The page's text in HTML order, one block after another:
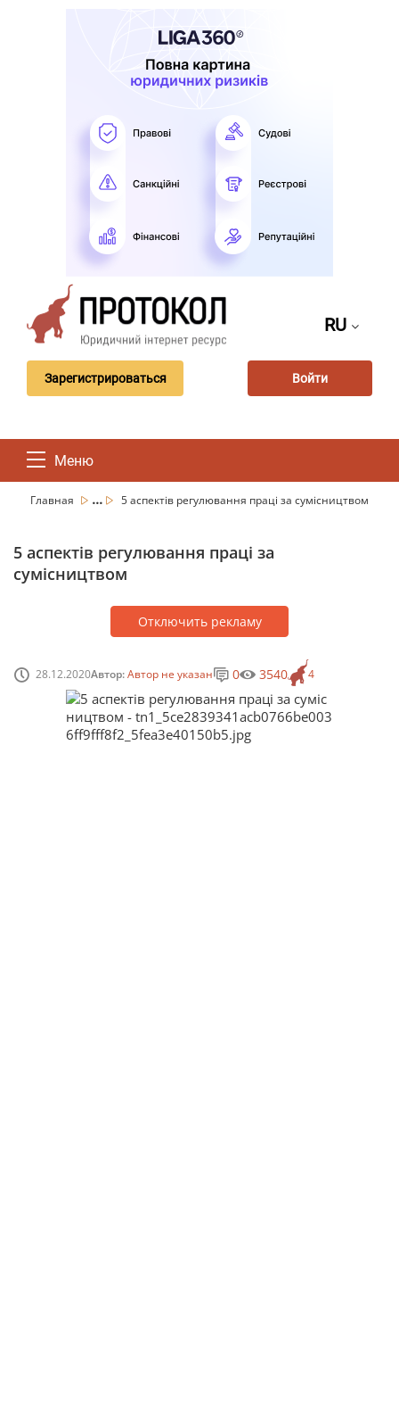
RU
Зарегистрироваться Войти
Меню
Главная ... 5 аспектів регулювання праці за сумісництвом
5 аспектів регулювання праці за
сумісництвом
Отключить рекламу
28.12.2020Автор:Автор не указан 4
0 3540